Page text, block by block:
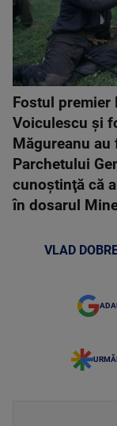
Fostul premier
Voiculescu şi
Măgureanu
Parchetului
cunoştinţă că
în dosarul
VLAD